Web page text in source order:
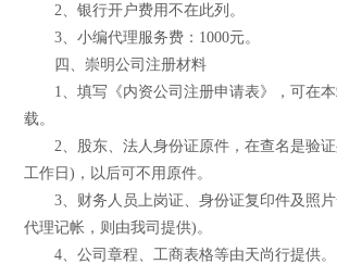
2、银行开户费用不在此列。
3、小编代理服务费：1000元。
四、崇明公司注册材料
1、填写《内资公司注册申请表》，可在本
载。
2、股东、法人身份证原件，在查名是验证
工作日)，以后可不用原件。
3、财务人员上岗证、身份证复印件及照片
代理记帐，则由我司提供)。
4、公司章程、工商表格等由天尚行提供。